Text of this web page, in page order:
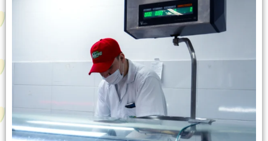
Nuestras Sedes
Emisora
Recetas